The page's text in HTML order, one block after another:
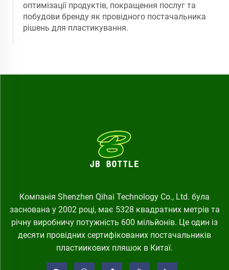
оптимізації продуктів, покращення послуг та
побудови бренду як провідного постачальника
рішень для пластикування.
Компанія Shenzhen Qihai Technology Co., Ltd. була
заснована у 2002 році, має 5328 квадратних метрів та
річну виробничу потужність 600 мільйонів. Це один із
десяти провідних сертифікованих постачальників
пластиикових пляшок в Китаї.